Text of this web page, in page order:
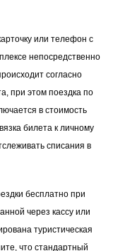
или телефон с
непосредственно
согласно
при этом поездка по
в стоимость
билета к личному
списания в
бесплатно при
через кассу или
туристическая
что стандартный